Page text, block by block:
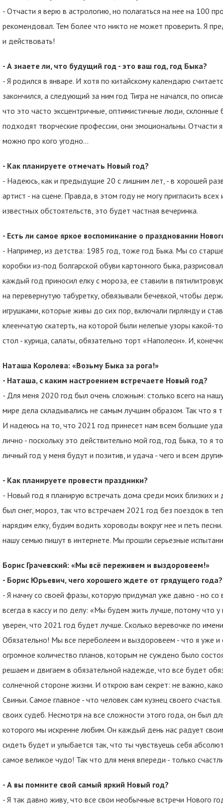
- Отчасти я верю в астрологию, но полагаться на нее на 100
рекомендовал. Тем более что никто не может проверить. Я
и действовать!
- А знаете ли, что будущий год - это ваш год, год Быка?
- Я родился в январе. И хотя по китайскому календарю
закончился, а следующий за ним год Тигра не начался, по
что это часто эксцентричные, оптимистичные люди,
подходят творческие профессии, они эмоциональны. Отчасти
можно про кого угодно…
- Как планируете отмечать Новый год?
- Надеюсь, как и предыдущие 20 с лишним лет, - в хорошей
артист - на сцене. Правда, в этом году не могу пригласить
известных обстоятельств, это будет частная вечеринка.
- Есть ли самое яркое воспоминание о праздновании
- Например, из детства: 1985 год, тоже год Быка. Мы со
коробки из-под болгарской обуви картонного быка,
каждый год приносил елку с мороза, ее ставили в
на перевернутую табуретку, обвязывали бечевкой, чтобы
игрушками, которые живы до сих пор, включали гирлянду и
клеенчатую скатерть, на которой были нелепые узоры какой-
стол - курица, салаты, обязательно торт «Наполеон». И,
Наташа Королева: «Возьму Быка за рога!»
- Наташа, с каким настроением встречаете Новый год?
- Для меня 2020 год был очень сложным: столько всего на
мире дела складывались не самым лучшим образом. Так что
И надеюсь на то, что 2021 год принесет нам всем большие
лично - поскольку это действительно мой год, год Быка, то я
личный год у меня будут и позитив, и удача - чего и всем
- Как планируете провести праздники?
- Новый год я планирую встречать дома среди моих близких и
был снег, мороз, так что встречаем 2021 год без поездок в
нарядим елку, будим водить хороводы вокруг нее и петь
нашу семью пишут в интернете. Мы прошли серьезные
Борис Грачевский: «Мы всё переживем и выздоровеем!»
- Борис Юрьевич, чего хорошего ждете от грядущего года?
- Я начну со своей фразы, которую придумал уже давно - но со
всегда в кассу и по делу: «Мы будем жить лучше, потому что
уверен, что 2021 год будет лучше. Сколько веревочке по
Обязательно! Мы все переболеем и выздоровеем - что я уже и
огромное количество планов, которым не суждено было
решаем и двигаем в обязательной надежде, что все будет
солнечной стороне жизни. И открою вам секрет: не важно,
Свиньи. Самое главное - что человек сам кузнец своего
своих судеб. Несмотря на все сложности этого года, он был
которого мы искренне любим. Он каждый день нас радует
сидеть будет и улыбается так, что ты чувствуешь себя
самое великое чудо! Так что для меня впереди - только
- А вы помните свой самый яркий Новый год?
- Я так давно живу, что все свои необычные встречи Нового